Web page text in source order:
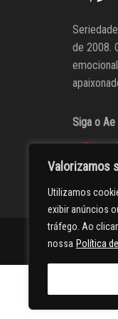
Valorizamos
Utilizamos
exibir anúncios
tráfego. Ao
nossa Política
de 2008.
Siga o Ae